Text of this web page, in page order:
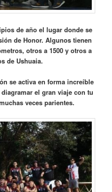
de año el lugar donde se
de Honor. Algunos tienen
otros a 1500 y otros a
de Ushuaia.
se activa en forma increíble
el gran viaje con tu
veces parientes.